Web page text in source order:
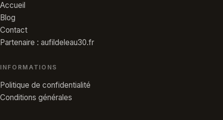
Accueil
Blog
Contact
Partenaire : aufildeleau30.fr
INFORMATIONS
Politique de confidentialité
Conditions générales